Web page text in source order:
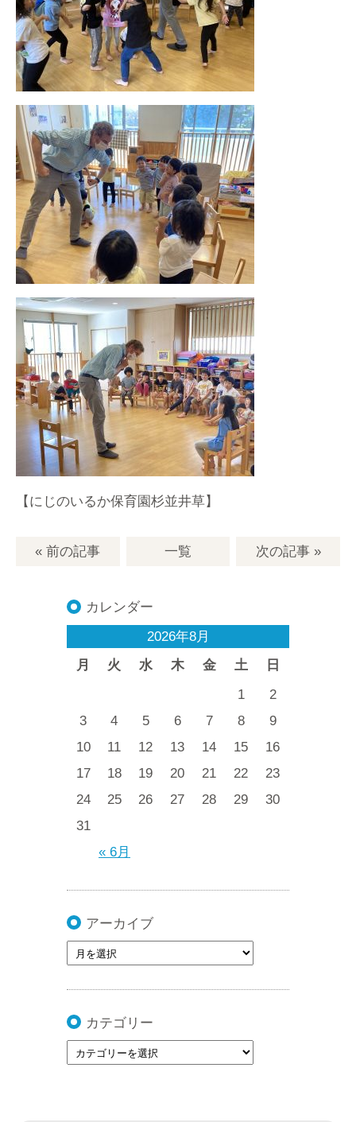
【にじのいるか保育園杉並井草】
« 前の記事 一覧 次の記事»
カレンダー
2026年8月
月
火 水 木 金 土 日
« 6月
1
2
3
4 5 6 7 8
9
10
11 12 13 14 15
16
17
18 19 20 21 22
23
24
25 26 27 28 29
30
31
アーカイブ
カテゴリー